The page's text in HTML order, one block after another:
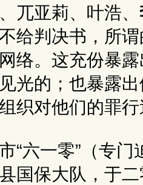
兀亚莉、叶浩、
给判决书，所
络。这充份暴
光的；也暴露
织对他们的罪
“六一零”（专
国保大队，于